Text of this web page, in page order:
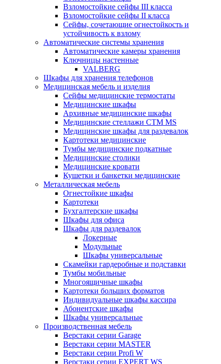
Взломостойкие сейфы III класса
Взломостойкие сейфы II класса
Сейфы, сочетающие огнестойкость и
устойчивость к взлому
Автоматические системы хранения
Автоматические камеры хранения
Ключницы настенные
VALBERG
Шкафы для хранения телефонов
Медицинская мебель и изделия
Сейфы медицинские термостаты
Медицинские шкафы
Архивные медицинские шкафы
Медицинские стеллажи CTM MS
Медицинские шкафы для раздевалок
Картотеки медицинские
Тумбы медицинские подкатные
Медицинские столики
Медицинские кровати
Кушетки и банкетки медицинские
Металлическая мебель
Огнестойкие шкафы
Картотеки
Бухгалтерские шкафы
Шкафы для офиса
Шкафы для раздевалок
Локерные
Модульные
Шкафы универсальные
Скамейки гардеробные и подставки
Тумбы мобильные
Многоящичные шкафы
Картотеки больших форматов
Индивидуальные шкафы кассира
Абонентские шкафы
Шкафы универсальные
Производственная мебель
Верстаки серии Garage
Верстаки серии MASTER
Верстаки серии Profi W
Верстаки серии EXPERT WS